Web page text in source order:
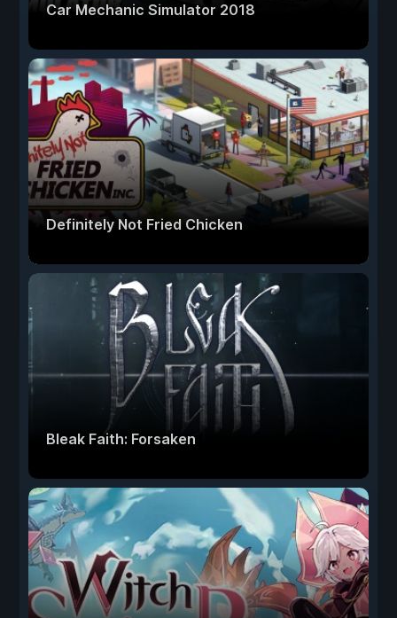
Car Mechanic Simulator 2018
Definitely Not Fried Chicken
Bleak Faith: Forsaken